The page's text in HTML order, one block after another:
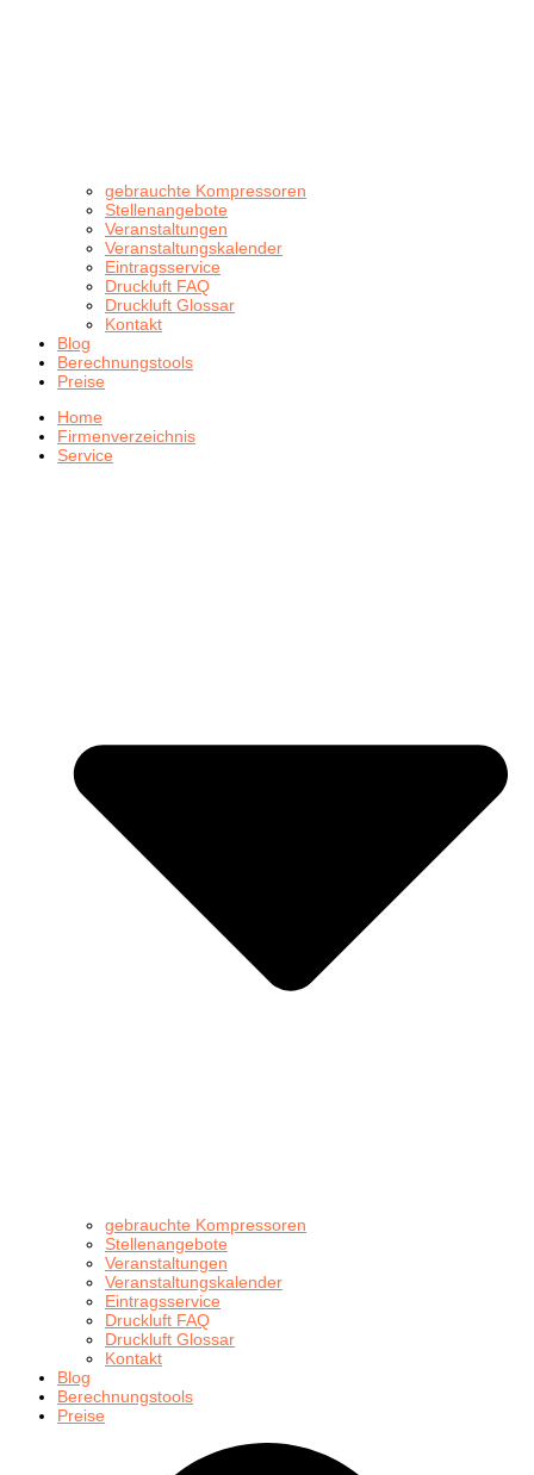
gebrauchte Kompressoren
Stellenangebote
Veranstaltungen
Veranstaltungskalender
Eintragsservice
Druckluft FAQ
Druckluft Glossar
Kontakt
Blog
Berechnungstools
Preise
Home
Firmenverzeichnis
Service
gebrauchte Kompressoren
Stellenangebote
Veranstaltungen
Veranstaltungskalender
Eintragsservice
Druckluft FAQ
Druckluft Glossar
Kontakt
Blog
Berechnungstools
Preise